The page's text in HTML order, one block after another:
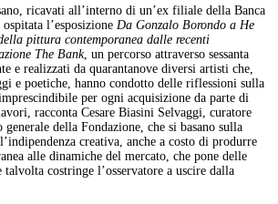
ricavati all’interno di un’ex filiale della Banca
l’esposizione Da Gonzalo Borondo a He
pittura contemporanea dalle recenti
The Bank, un percorso attraverso sessanta
e realizzati da quarantanove diversi artisti che,
e poetiche, hanno condotto delle riflessioni sulla
per ogni acquisizione da parte di
racconta Cesare Biasini Selvaggi, curatore
generale della Fondazione, che si basano sulla
creativa, anche a costo di produrre
alle dinamiche del mercato, che pone delle
talvolta costringe l’osservatore a uscire dalla